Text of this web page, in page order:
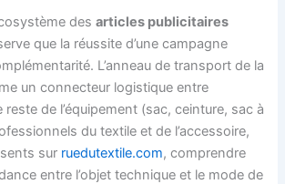
desarticles publicitaires
que la réussite d’une campagne
L’anneau de transport de la
un connecteur logistique entre
reste de l’équipement (sac, ceinture, sac à
du textile et de l’accessoire,
sur ruedutextile.com, comprendre
entre l’objet technique et le mode de